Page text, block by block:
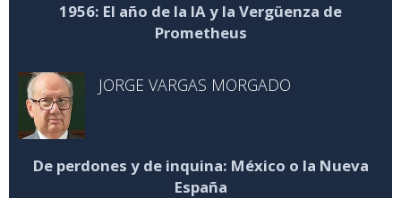
1956: El año de la IA y la Vergüenza de
Prometheus
JORGE VARGAS MORGADO
De perdones y de inquina: México o la Nueva
España